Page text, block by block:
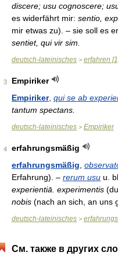
discere; usu cognoscere;
es widerfährt mir: sentio,
mir etwas zu). – sie soll es
sentiet, qui vir sim.
deutsch-lateinisches > erfahren
3
Empiriker
Empiriker, qui se ab
tantum spectans.
deutsch-lateinisches > Empiriker
4
erfahrungsmäßig
erfahrungsmäßig
Erfahrung). – rerum usu u. bl.
experientiā. experimentis
nobis (nach an sich, an uns
deutsch-lateinisches >
См. также в других